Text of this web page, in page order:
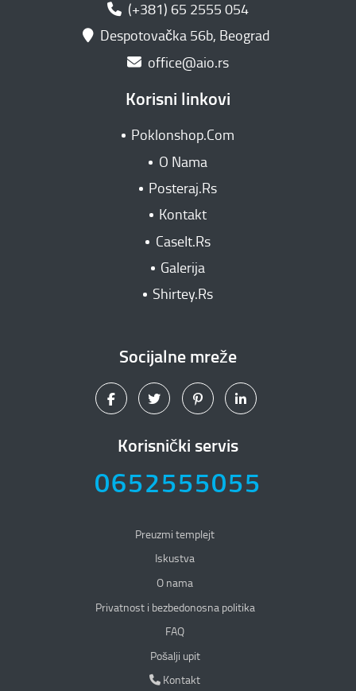
(+381) 65 2555 054
Despotovačka 56b, Beograd
office@aio.rs
Korisni linkovi
Poklonshop.Com
O Nama
Posteraj.Rs
Kontakt
CaseIt.Rs
Galerija
Shirtey.Rs
Socijalne mreže
Korisnički servis
0652555055
Preuzmi templejt
Iskustva
O nama
Privatnost i bezbedonosna politika
Privatnost i bezbedonosna politika
FAQ
Pošalji upit
Kontakt
Kontakt